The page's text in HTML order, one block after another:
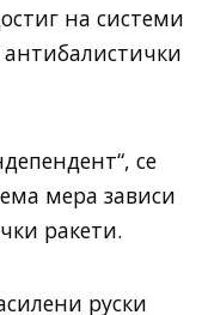
на системи
се
мера зависи
ракети.
руски